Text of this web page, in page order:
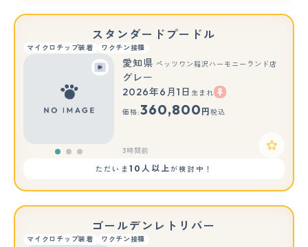
スタンダードプードル
マイクロチップ装着 ワクチン接種
もっと見る
愛知県 ペッツワン稲沢ハーモニーランド店
グレー
2026年6月1日 生まれ
価格:360,800 円 税込
3時間前
ただいま 10人以上が検討中！
ゴールデンレトリバー
マイクロチップ装着 ワクチン接種